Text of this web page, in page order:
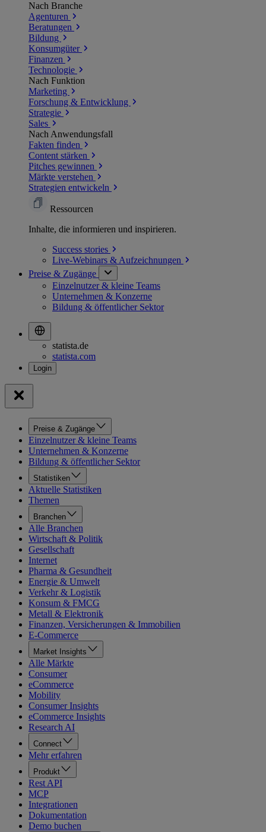
Nach Branche
Agenturen
Beratungen
Bildung
Konsumgüter
Finanzen
Technologie
Nach Funktion
Marketing
Forschung & Entwicklung
Strategie
Sales
Nach Anwendungsfall
Fakten finden
Content stärken
Pitches gewinnen
Märkte verstehen
Strategien entwickeln
Ressourcen
Inhalte, die informieren und inspirieren.
Success stories
Live-Webinars & Aufzeichnungen
Preise & Zugänge
Einzelnutzer & kleine Teams
Unternehmen & Konzerne
Bildung & öffentlicher Sektor
statista.de
statista.com
Preise & Zugänge
Einzelnutzer & kleine Teams
Unternehmen & Konzerne
Bildung & öffentlicher Sektor
Statistiken
Aktuelle Statistiken
Themen
Branchen
Alle Branchen
Wirtschaft & Politik
Gesellschaft
Internet
Pharma & Gesundheit
Energie & Umwelt
Verkehr & Logistik
Konsum & FMCG
Metall & Elektronik
Finanzen, Versicherungen & Immobilien
E-Commerce
Market Insights
Alle Märkte
Consumer
eCommerce
Mobility
Consumer Insights
eCommerce Insights
Research AI
Connect
Mehr erfahren
Produkt
Rest API
MCP
Integrationen
Dokumentation
Demo buchen